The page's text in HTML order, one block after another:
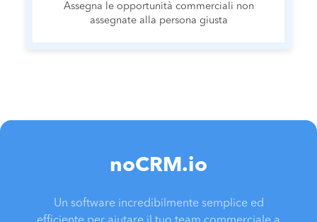
Assegna le opportunità commerciali non
assegnate alla persona giusta
noCRM.io
Un software incredibilmente semplice ed